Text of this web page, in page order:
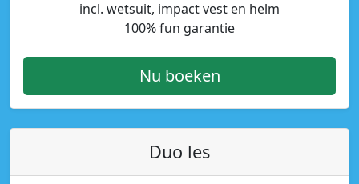
incl. wetsuit, impact vest en helm
100% fun garantie
Nu boeken
Duo les